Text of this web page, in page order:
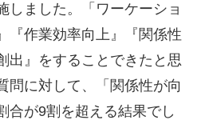
しました。「ワーケーショ
『作業効率向上』『関係性
出』をすることできたと思
問に対して、「関係性が向
合が9割を超える結果でし